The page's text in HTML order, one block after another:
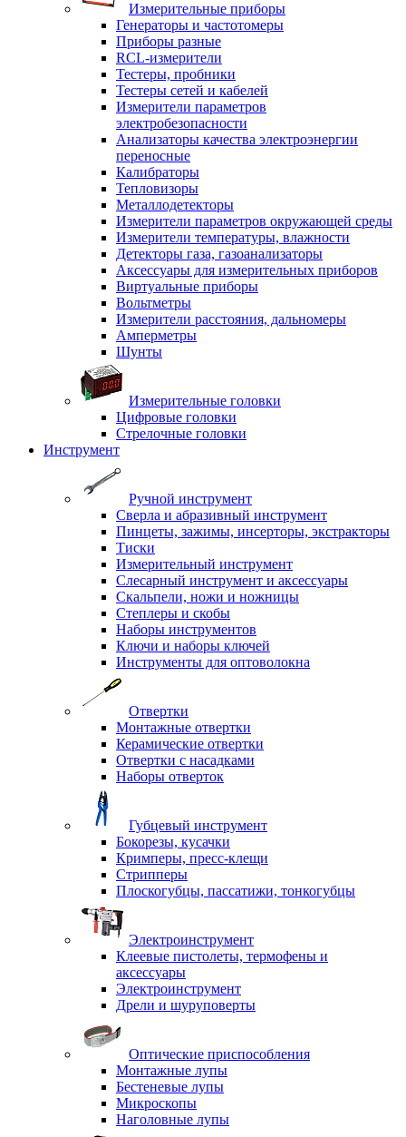
Измерительные приборы
Генераторы и частотомеры
Приборы разные
RCL-измерители
Тестеры, пробники
Тестеры сетей и кабелей
Измерители параметров
электробезопасности
Анализаторы качества электроэнергии
переносные
Калибраторы
Тепловизоры
Металлодетекторы
Измерители параметров окружающей среды
Измерители температуры, влажности
Детекторы газа, газоанализаторы
Аксессуары для измерительных приборов
Виртуальные приборы
Вольтметры
Измерители расстояния, дальномеры
Амперметры
Шунты
Измерительные головки
Цифровые головки
Стрелочные головки
Инструмент
Ручной инструмент
Сверла и абразивный инструмент
Пинцеты, зажимы, инсерторы, экстракторы
Тиски
Измерительный инструмент
Слесарный инструмент и аксессуары
Скальпели, ножи и ножницы
Степлеры и скобы
Наборы инструментов
Ключи и наборы ключей
Инструменты для оптоволокна
Отвертки
Монтажные отвертки
Керамические отвертки
Отвертки с насадками
Наборы отверток
Губцевый инструмент
Бокорезы, кусачки
Кримперы, пресс-клещи
Стрипперы
Плоскогубцы, пассатижи, тонкогубцы
Электроинструмент
Клеевые пистолеты, термофены и
аксессуары
Электроинструмент
Дрели и шуруповерты
Оптические приспособления
Монтажные лупы
Бестеневые лупы
Микроскопы
Наголовные лупы